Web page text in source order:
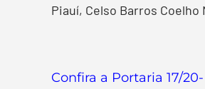
Piauí, Celso Barros Coelho
Confira a Portaria 17/